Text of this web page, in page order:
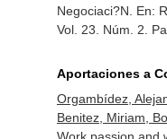
Negociaci?N. En:
Vol. 23. Núm. 2.
Aportaciones a
Orgambídez,
Benitez, Miriam,